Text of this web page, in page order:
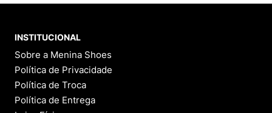
INSTITUCIONAL
Sobre a Menina Shoes
Política de Privacidade
Política de Troca
Política de Entrega